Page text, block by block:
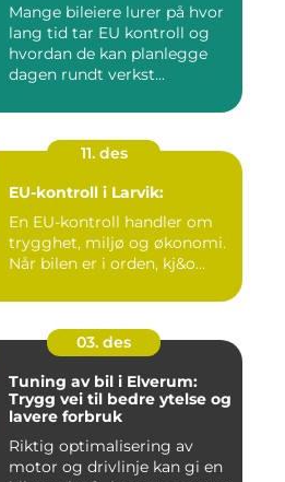
Mange bileiere lurer på hvor
lang tid tar EU kontroll og
hvordan de kan planlegge
dagen rundt verkst...
11. des
EU-kontroll i Larvik:
En EU-kontroll handler om
trygghet, miljø og økonomi.
Når bilen er i orden, kj&o...
03. des
Tuning av bil i Elverum:
Trygg vei til bedre ytelse og
lavere forbruk
Riktig optimalisering av
motor og drivlinje kan gi en